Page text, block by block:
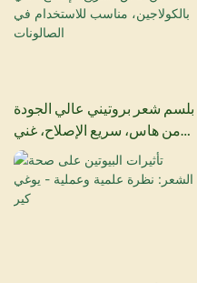
بلسم شعر بروتيني عالي الجودة
من هاس، سريع الإصلاح، غني
بالكولاجين، مناسب للاستخدام
في الصالونات